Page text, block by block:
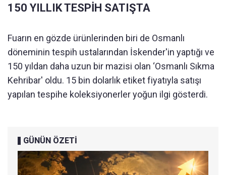
150 YILLIK TESPİH SATIŞTA
Fuarın en gözde ürünlerinden biri de Osmanlı
döneminin tespih ustalarından İskender'in yaptığı ve
150 yıldan daha uzun bir mazisi olan ‘Osmanlı Sıkma
Kehribar' oldu. 15 bin dolarlık etiket fiyatıyla satışı
yapılan tespihe koleksiyonerler yoğun ilgi gösterdi.
GÜNÜN ÖZETİ